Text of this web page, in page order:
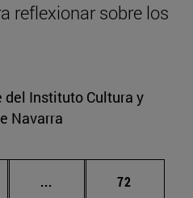
reflexionar sobre los
del Instituto Cultura y
Navarra
... Páginas intermedias
Página
72